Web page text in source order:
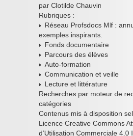
par Clotilde Chauvin
Rubriques :
Réseau Profsdocs Mlf :
exemples inspirants.
Fonds documentaire
Parcours des élèves
Auto-formation
Communication et veille
Lecture et littérature
Recherches par moteur de
catégories
Contenus mis à disposition
Licence Creative Commons
d’Utilisation Commerciale 4.0